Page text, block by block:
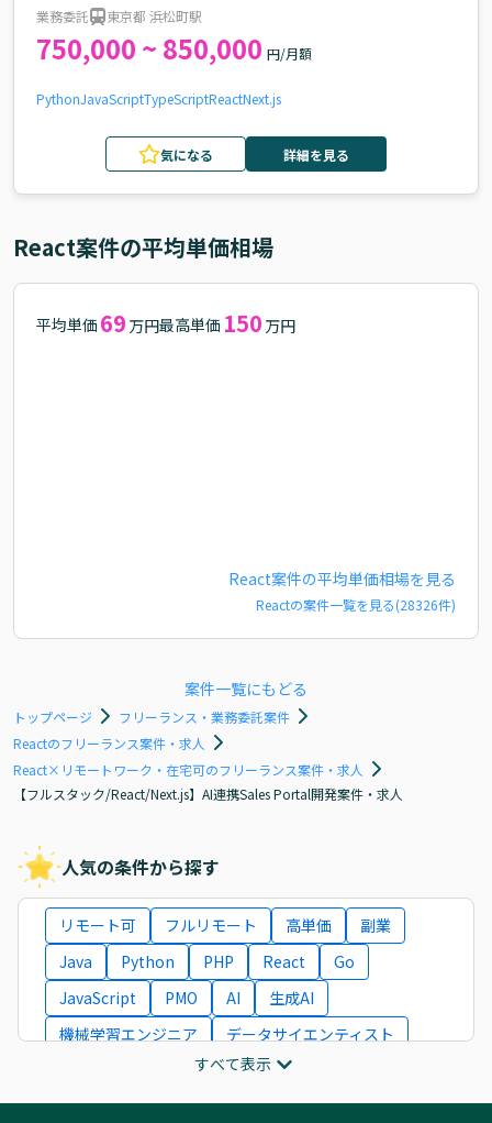
業務委託 東京都 浜松町駅
750,000 ~ 850,000 円/月額
PythonJavaScriptTypeScriptReactNext.js
気になる 詳細を見る
React案件の平均単価相場
平均単価 69 万円最高単価 150 万円
React案件の平均単価相場を見る
Reactの案件一覧を見る(28326件)
案件一覧にもどる
トップページ
フリーランス・業務委託案件
Reactのフリーランス案件・求人
React×リモートワーク・在宅可のフリーランス案件・求人
【フルスタック/React/Next.js】AI連携Sales Portal開発案件・求人
人気の条件から探す
リモート可 フルリモート 高単価
副業
Java
Python PHP React
Go
JavaScript
PMO AI
生成AI
機械学習エンジニア
データサイエンティスト
ITコンサルタント
フロントエンドエンジニア
すべて表示